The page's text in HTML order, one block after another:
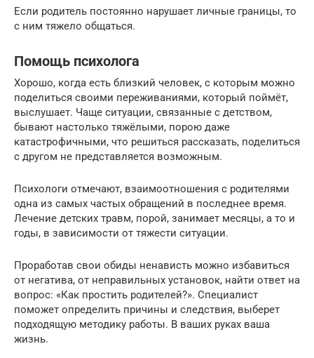
Если родитель постоянно нарушает личные границы, то
с ним тяжело общаться.
Помощь психолога
Хорошо, когда есть близкий человек, с которым можно
поделиться своими переживаниями, который поймёт,
выслушает. Чаще ситуации, связанные с детством,
бывают настолько тяжёлыми, порою даже
катастрофичными, что решиться рассказать, поделиться
с другом не представляется возможным.
Психологи отмечают, взаимоотношения с родителями
одна из самых частых обращений в последнее время.
Лечение детских травм, порой, занимает месяцы, а то и
годы, в зависимости от тяжести ситуации.
Проработав свои обиды ненависть можно избавиться
от негатива, от неправильных установок, найти ответ на
вопрос: «Как простить родителей?». Специалист
поможет определить причины и следствия, выберет
подходящую методику работы. В ваших руках ваша
жизнь.